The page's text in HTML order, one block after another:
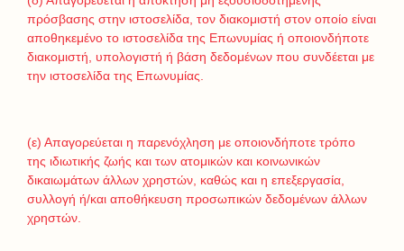
πρόσβασης στην ιστοσελίδα, τον διακομιστή στον οποίο είναι
αποθηκεμένο το ιστοσελίδα της Επωνυμίας ή οποιονδήποτε
διακομιστή, υπολογιστή ή βάση δεδομένων που συνδέεται με
την ιστοσελίδα της Επωνυμίας.
(ε) Απαγορεύεται η παρενόχληση με οποιονδήποτε τρόπο
της ιδιωτικής ζωής και των ατομικών και κοινωνικών
δικαιωμάτων άλλων χρηστών, καθώς και η επεξεργασία,
συλλογή ή/και αποθήκευση προσωπικών δεδομένων άλλων
χρηστών.